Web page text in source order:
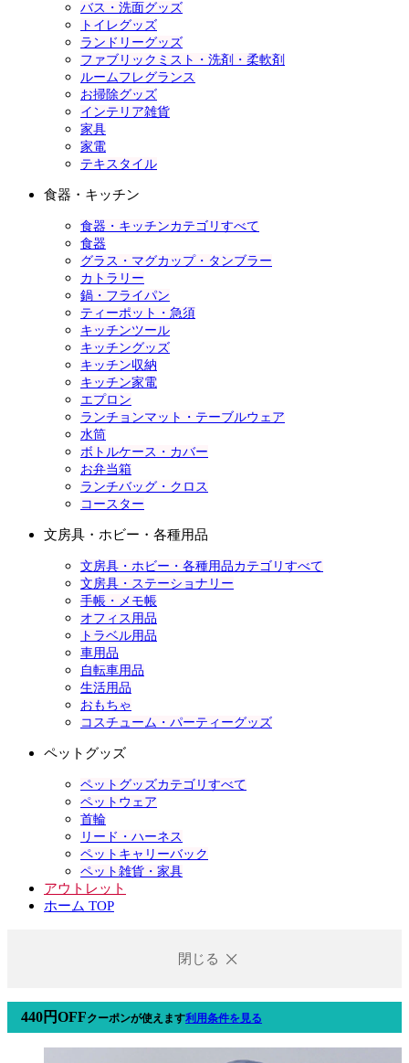
バス・洗面グッズ
トイレグッズ
ランドリーグッズ
ファブリックミスト・洗剤・柔軟剤
ルームフレグランス
お掃除グッズ
インテリア雑貨
家具
家電
テキスタイル
食器・キッチン
食器・キッチンカテゴリすべて
食器
グラス・マグカップ・タンブラー
カトラリー
鍋・フライパン
ティーポット・急須
キッチンツール
キッチングッズ
キッチン収納
キッチン家電
エプロン
ランチョンマット・テーブルウェア
水筒
ボトルケース・カバー
お弁当箱
ランチバッグ・クロス
コースター
文房具・ホビー・各種用品
文房具・ホビー・各種用品カテゴリすべて
文房具・ステーショナリー
手帳・メモ帳
オフィス用品
トラベル用品
車用品
自転車用品
生活用品
おもちゃ
コスチューム・パーティーグッズ
ペットグッズ
ペットグッズカテゴリすべて
ペットウェア
首輪
リード・ハーネス
ペットキャリーバック
ペット雑貨・家具
アウトレット
ホーム TOP
閉じる
440円OFFクーポンが使えます利用条件を見る